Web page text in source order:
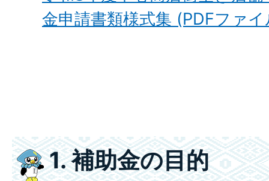
金申請書類様式集 (PDFファ
1. 補助金の目的